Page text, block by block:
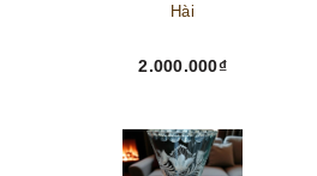
Hài
2.000.000₫